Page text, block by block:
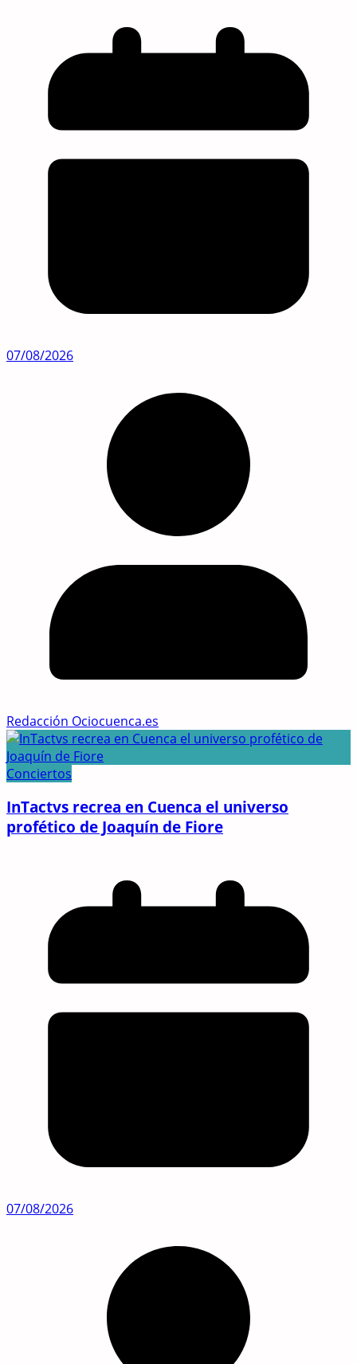
07/08/2026
Redacción Ociocuenca.es
Conciertos
InTactvs recrea en Cuenca el universo
profético de Joaquín de Fiore
07/08/2026